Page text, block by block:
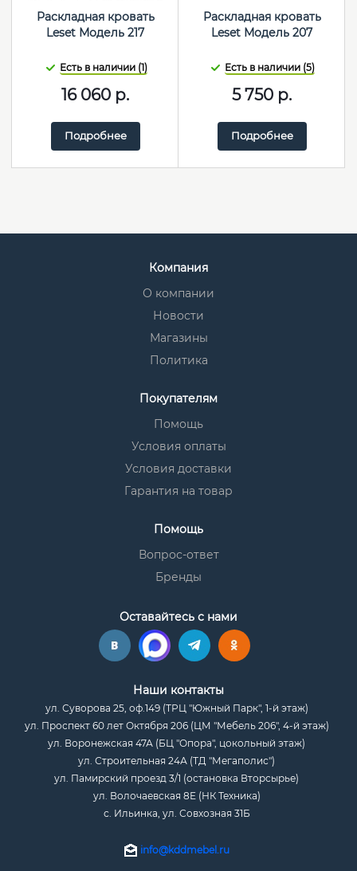
Раскладная кровать
Leset Модель 217
Есть в наличии (1)
16 060 р.
Подробнее
Раскладная кровать
Leset Модель 207
Есть в наличии (5)
5 750 р.
Подробнее
Компания
О компании
Новости
Магазины
Политика
Покупателям
Помощь
Условия оплаты
Условия доставки
Гарантия на товар
Помощь
Вопрос-ответ
Бренды
Оставайтесь с нами
Наши контакты
ул. Суворова 25, оф.149 (ТРЦ "Южный Парк", 1-й этаж)
ул. Проспект 60 лет Октября 206 (ЦМ "Мебель 206", 4-й этаж)
ул. Воронежская 47А (БЦ "Опора", цокольный этаж)
ул. Строительная 24А (ТД "Мегаполис")
ул. Памирский проезд 3/1 (остановка Вторсырье)
ул. Волочаевская 8Е (НК Техника)
с. Ильинка, ул. Совхозная 31Б
info@kddmebel.ru